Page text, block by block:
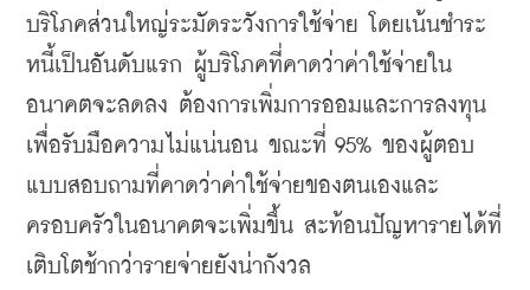
บริโภคส่วนใหญ่ระมัดระวังการใช้จ่าย โดยเน้นชำระ
หนี้เป็นอันดับแรก ผู้บริโภคที่คาดว่าค่าใช้จ่ายใน
อนาคตจะลดลง ต้องการเพิ่มการออมและการลงทุน
เพื่อรับมือความไม่แน่นอน ขณะที่ 95% ของผู้ตอบ
แบบสอบถามที่คาดว่าค่าใช้จ่ายของตนเองและ
ครอบครัวในอนาคตจะเพิ่มขึ้น สะท้อนปัญหารายได้ที่
เติบโตช้ากว่ารายจ่ายยังน่ากังวล